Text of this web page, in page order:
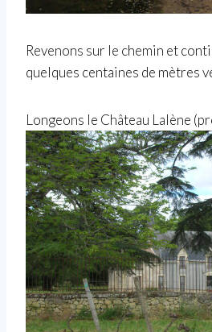
Revenons sur le chemin et
quelques centaines de mètres
Longeons le Château Lalène